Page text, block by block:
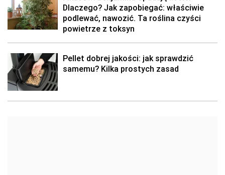
Dlaczego? Jak zapobiegać: właściwie
podlewać, nawozić. Ta roślina czyści
powietrze z toksyn
Pellet dobrej jakości: jak sprawdzić
samemu? Kilka prostych zasad